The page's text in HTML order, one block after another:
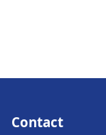
Contact